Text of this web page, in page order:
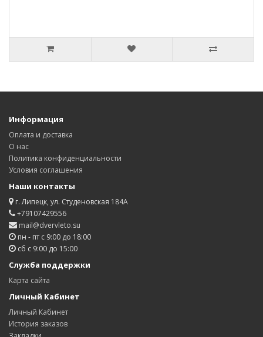
Информация
Оплата и доставка
О нас
Политика конфиденциальности
Условия соглашения
Наши контакты
г. Липецк, ул. Студеновская 184А
+79107429556
mail@dvervleto.su
пн - пт с 9:00 до 18:00
сб с 9:00 до 15:00
Служба поддержки
Карта сайта
Личный Кабинет
Личный Кабинет
История заказов